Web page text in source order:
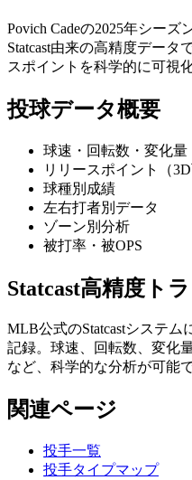
Povich Cadeの2025年シーズ
Statcast由来の高精度データ
スポイントを科学的に可視
投球データ概要
球速・回転数・変化量
リリースポイント（3D
球種別成績
左右打者別データ
ゾーン別分析
被打率・被OPS
Statcast高精度ト
MLB公式のStatcastシステ
記録。球速、回転数、変化
など、科学的な分析が可能で
関連ページ
投手一覧
投手タイプマップ